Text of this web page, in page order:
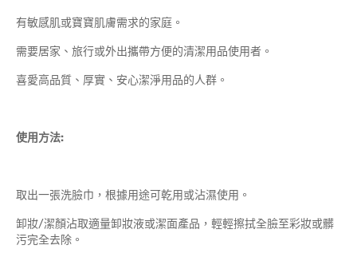
有敏感肌或寶寶肌膚需求的家庭。
需要居家、旅行或外出攜帶方便的清潔用品使用者。
喜愛高品質、厚實、安心潔淨用品的人群。
使用方法:
取出一張洗臉巾，根據用途可乾用或沾濕使用。
卸妝/潔顏沾取適量卸妝液或潔面產品，輕輕擦拭全臉至彩妝或髒
污完全去除。